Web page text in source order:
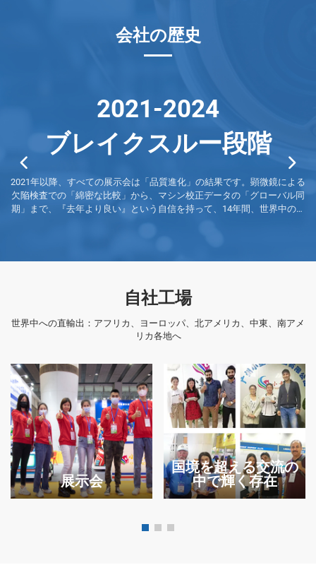
会社の歴史
2021-2024
ブレイクスルー段階
2021年以降、すべての展示会は「品質進化」の結果です。顕微鏡による
欠陥検査での「綿密な比較」から、マシン校正データの「グローバル同
期」まで、『去年より良い』という自信を持って、14年間、世界中の顧
自社工場
世界中への直輸出：アフリカ、ヨーロッパ、北アメリカ、中東、南アメ
リカ各地へ
展示会
国境を超える交流の
中で輝く存在